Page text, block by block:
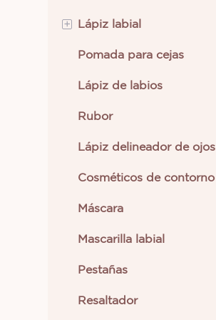
+ Lápiz labial
Lápiz labial en crema
Lápiz labial líquido
Pomada para cejas
Lápiz de labios
Rubor
Lápiz delineador de ojos
Cosméticos de contorno
Máscara
Mascarilla labial
Pestañas
Resaltador